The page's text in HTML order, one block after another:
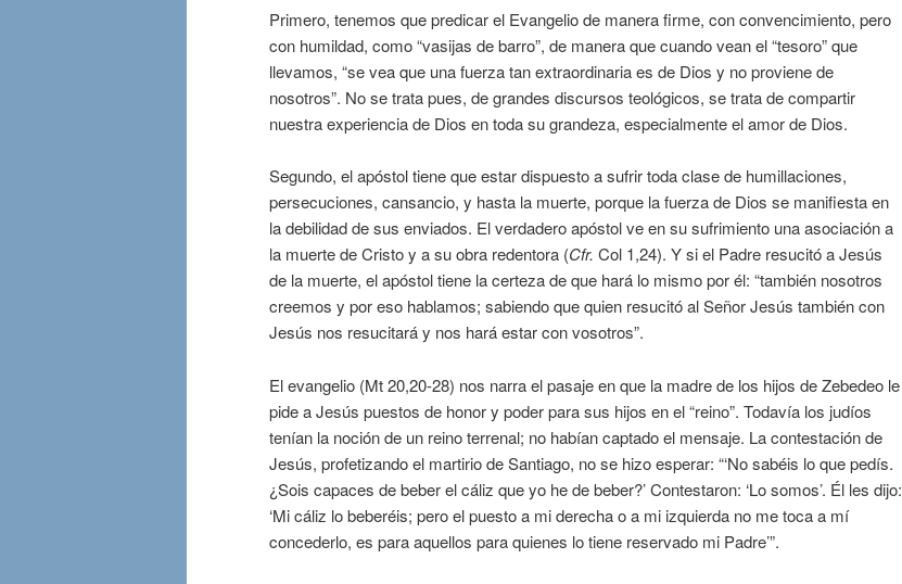
Primero, tenemos que predicar el Evangelio de manera firme, con convencimiento, pero
con humildad, como “vasijas de barro”, de manera que cuando vean el “tesoro” que
llevamos, “se vea que una fuerza tan extraordinaria es de Dios y no proviene de
nosotros”. No se trata pues, de grandes discursos teológicos, se trata de compartir
nuestra experiencia de Dios en toda su grandeza, especialmente el amor de Dios.
Segundo, el apóstol tiene que estar dispuesto a sufrir toda clase de humillaciones,
persecuciones, cansancio, y hasta la muerte, porque la fuerza de Dios se manifiesta en
la debilidad de sus enviados. El verdadero apóstol ve en su sufrimiento una asociación a
la muerte de Cristo y a su obra redentora (Cfr. Col 1,24). Y si el Padre resucitó a Jesús
de la muerte, el apóstol tiene la certeza de que hará lo mismo por él: “también nosotros
creemos y por eso hablamos; sabiendo que quien resucitó al Señor Jesús también con
Jesús nos resucitará y nos hará estar con vosotros”.
El evangelio (Mt 20,20-28) nos narra el pasaje en que la madre de los hijos de Zebedeo le
pide a Jesús puestos de honor y poder para sus hijos en el “reino”. Todavía los judíos
tenían la noción de un reino terrenal; no habían captado el mensaje. La contestación de
Jesús, profetizando el martirio de Santiago, no se hizo esperar: “‘No sabéis lo que pedís.
¿Sois capaces de beber el cáliz que yo he de beber?’ Contestaron: ‘Lo somos’. Él les dijo:
‘Mi cáliz lo beberéis; pero el puesto a mi derecha o a mi izquierda no me toca a mí
concederlo, es para aquellos para quienes lo tiene reservado mi Padre’”.